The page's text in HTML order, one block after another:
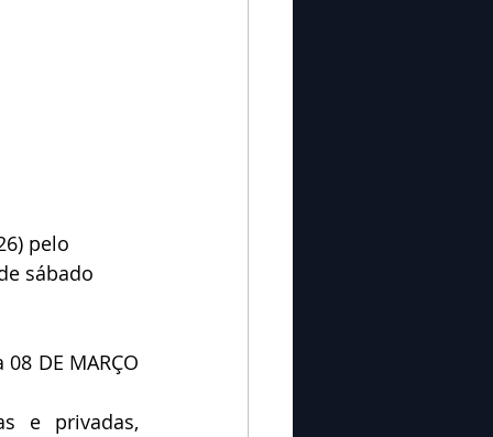
pelo
sábado
DE MARÇO
e privadas,